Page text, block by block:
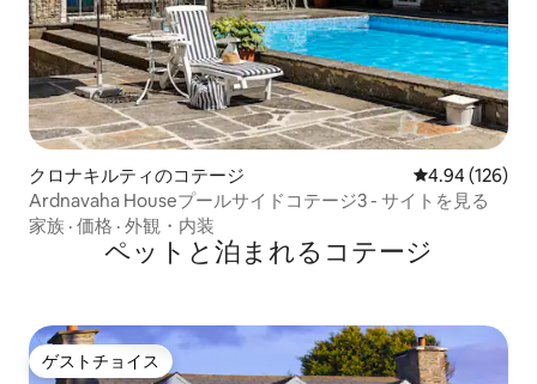
クロナキルティのコテージ レビュー126
4.94 (126)
Ardnavaha Houseプールサイドコテージ3 - サイトを見る
家族 · 価格 · 外観・内装
ペットと泊まれるコテージ
ゲストチョイス
ゲストチョイス